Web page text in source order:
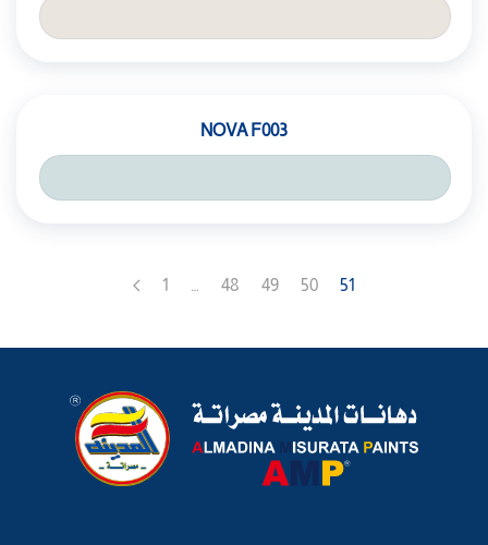
NOVA F003
1 48 49 50 51